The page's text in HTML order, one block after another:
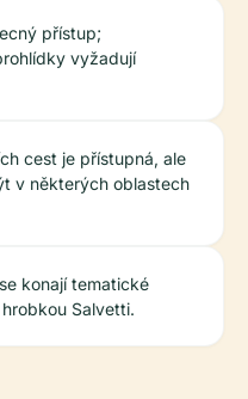
přístup;
vyžadují
cest je přístupná, ale
v některých oblastech
konají tematické
Salvetti.